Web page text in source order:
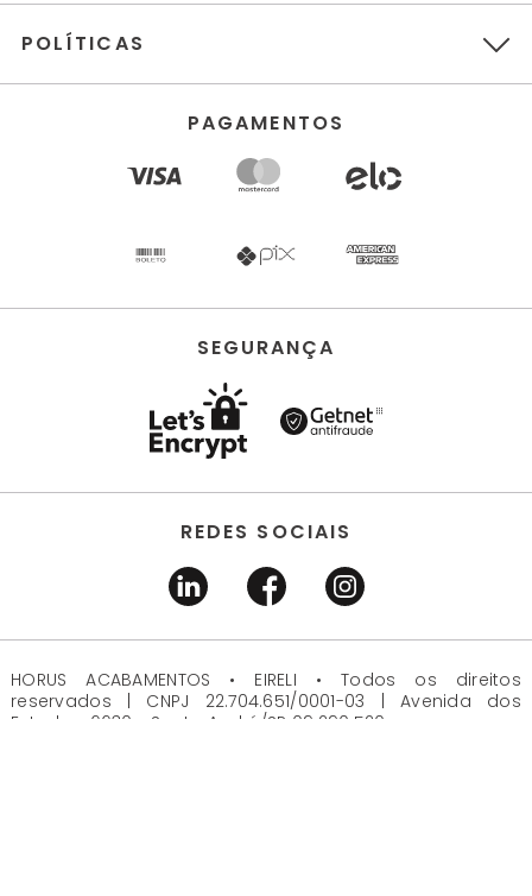
POLÍTICAS
PAGAMENTOS
SEGURANÇA
REDES SOCIAIS
HORUS ACABAMENTOS • EIRELI • Todos os direitos
reservados | CNPJ 22.704.651/0001-03 | Avenida dos
Estados, 6630 - Santo André/SP 09.290.520